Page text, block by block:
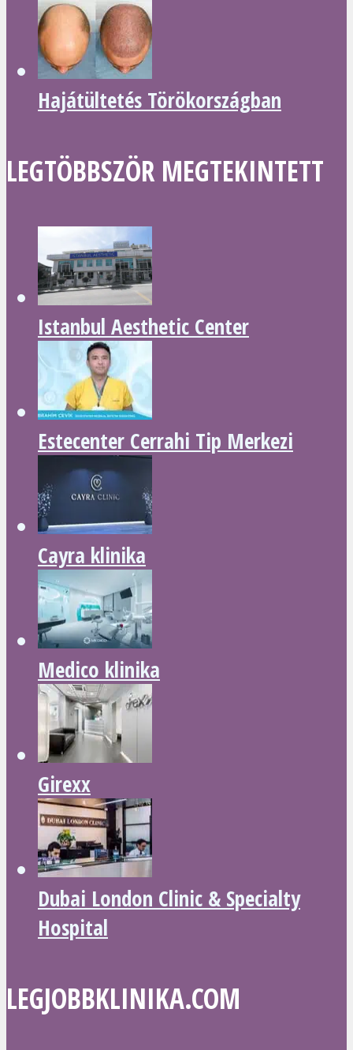
Hajátültetés Törökországban
LEGTÖBBSZÖR MEGTEKINTETT
Istanbul Aesthetic Center
Estecenter Cerrahi Tip Merkezi
Cayra klinika
Medico klinika
Girexx
Dubai London Clinic & Specialty
Hospital
LEGJOBBKLINIKA.COM